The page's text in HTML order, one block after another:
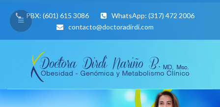
PBX: (601) 615 3086 WhatsApp: (317) 472 2006
contacto@doctoradirdi.com